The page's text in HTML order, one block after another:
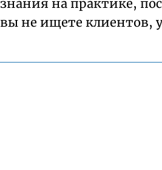
знания на практике,
вы не ищете клиентов,